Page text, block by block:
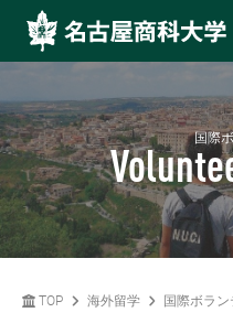
国際
TOP 海外留学 国際ボラン